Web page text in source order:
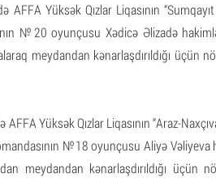
AFFA Yüksək Qızlar Liqasının
№20 oyunçusu Xədicə Əlizadə
meydandan kənarlaşdırıldığı üçün
Yüksək Qızlar Liqasının “Araz-
№18 oyunçusu Aliyə Vəliyeva
meydandan kənarlaşdırıldığı üçün